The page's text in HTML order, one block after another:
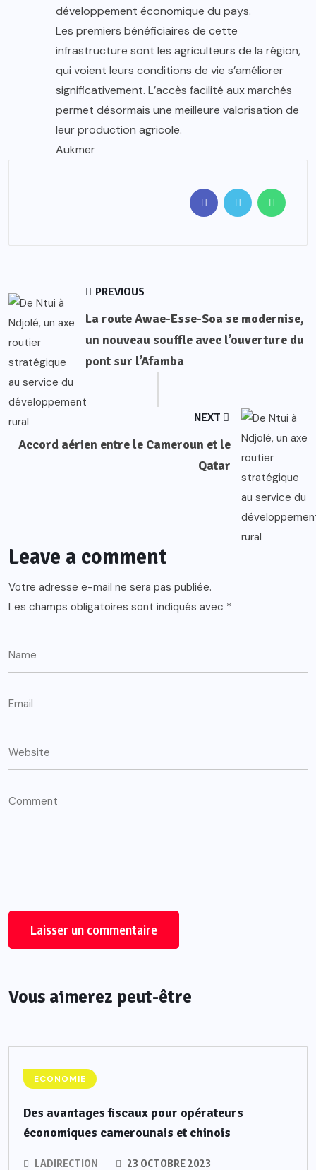
développement économique du pays.
Les premiers bénéficiaires de cette
infrastructure sont les agriculteurs de la région,
qui voient leurs conditions de vie s’améliorer
significativement. L’accès facilité aux marchés
permet désormais une meilleure valorisation de
leur production agricole.
Aukmer
PREVIOUS
La route Awae-Esse-Soa se modernise,
un nouveau souffle avec l’ouverture du
pont sur l’Afamba
NEXT
Accord aérien entre le Cameroun et le
Qatar
Leave a comment
Votre adresse e-mail ne sera pas publiée.
Les champs obligatoires sont indiqués avec *
Vous aimerez peut-être
ECONOMIE
Des avantages fiscaux pour opérateurs
économiques camerounais et chinois
LADIRECTION 23 OCTOBRE 2023